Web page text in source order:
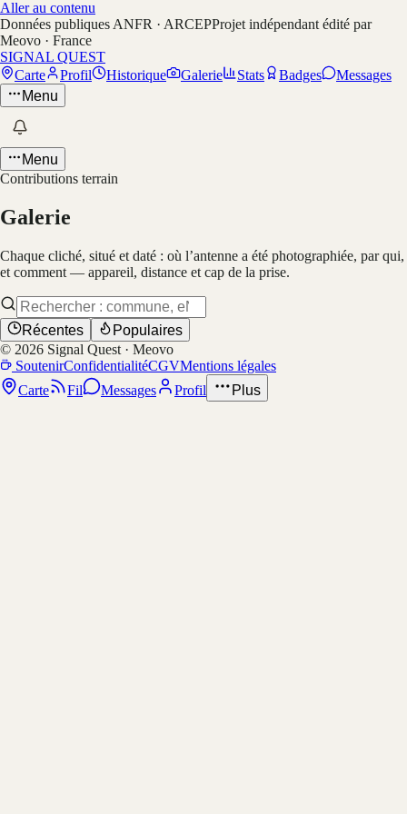
Aller au contenu
Données publiques ANFR · ARCEPProjet indépendant édité par
Meovo · France
SIGNAL QUEST
Carte
Profil Historique Galerie Stats Badges
Messages
Menu
Menu
Contributions terrain
Galerie
Chaque cliché, situé et daté : où l’antenne a été photographiée, par qui,
et comment — appareil, distance et cap de la prise.
Récentes
Populaires
© 2026 Signal Quest · Meovo
SoutenirConfidentialitéCGVMentions légales
Carte
Fil Messages Profil Plus